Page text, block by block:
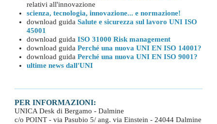
relativi all'innovazione
scienza, tecnologia, innovazione... e normazione!
download guida Salute e sicurezza sul lavoro UNI ISO
45001
download guida ISO 31000 Risk management
download guida Perché una nuova UNI EN ISO 14001?
download guida Perché una nuova UNI EN ISO 9001?
ultime news dall'UNI
PER INFORMAZIONI:
UNICA Desk di Bergamo - Dalmine
c/o POINT - via Pasubio 5/ ang. via Einstein - 24044 Dalmine